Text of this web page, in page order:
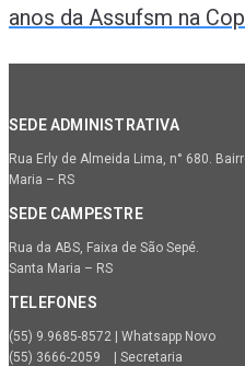
anos da Assufsm na
SEDE ADMINISTRATIVA
Rua Erly de Almeida Lima, n° 680.
Maria – RS
SEDE CAMPESTRE
Rua da ABS, Faixa de São Sepé.
Santa Maria – RS
TELEFONES
(55) 9.9685-8572 | Whatsapp Novo
(55) 3666-2059 | Secretaria